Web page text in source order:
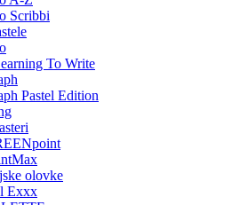
Scribbi
To Write
Pastel Edition
olovke
Exxx